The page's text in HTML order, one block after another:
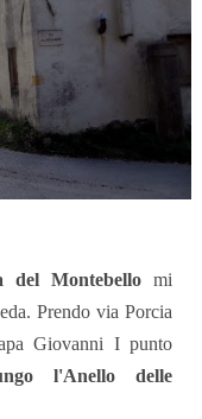
del Montebello mi
Prendo via Porcia
Giovanni I punto
l'Anello delle